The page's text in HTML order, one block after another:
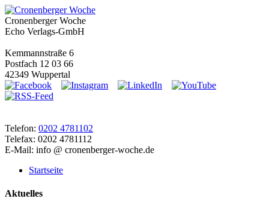
Cronenberger Woche
Echo Verlags-GmbH
Kemmannstraße 6
Postfach 12 03 66
42349 Wuppertal
Telefon: 0202 4781102
Telefax: 0202 4781112
E-Mail: info @ cronenberger-woche.de
Startseite
Aktuelles